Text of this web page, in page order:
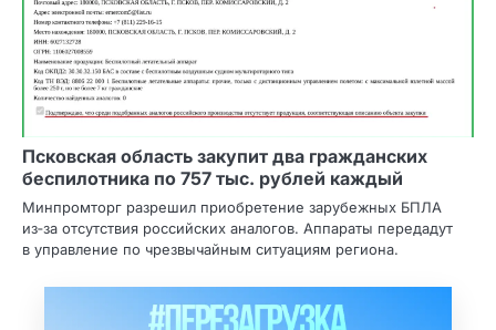
Псковская область закупит два гражданских
беспилотника по 757 тыс. рублей каждый
Минпромторг разрешил приобретение зарубежных БПЛА
из‑за отсутствия российских аналогов. Аппараты передадут
в управление по чрезвычайным ситуациям региона.